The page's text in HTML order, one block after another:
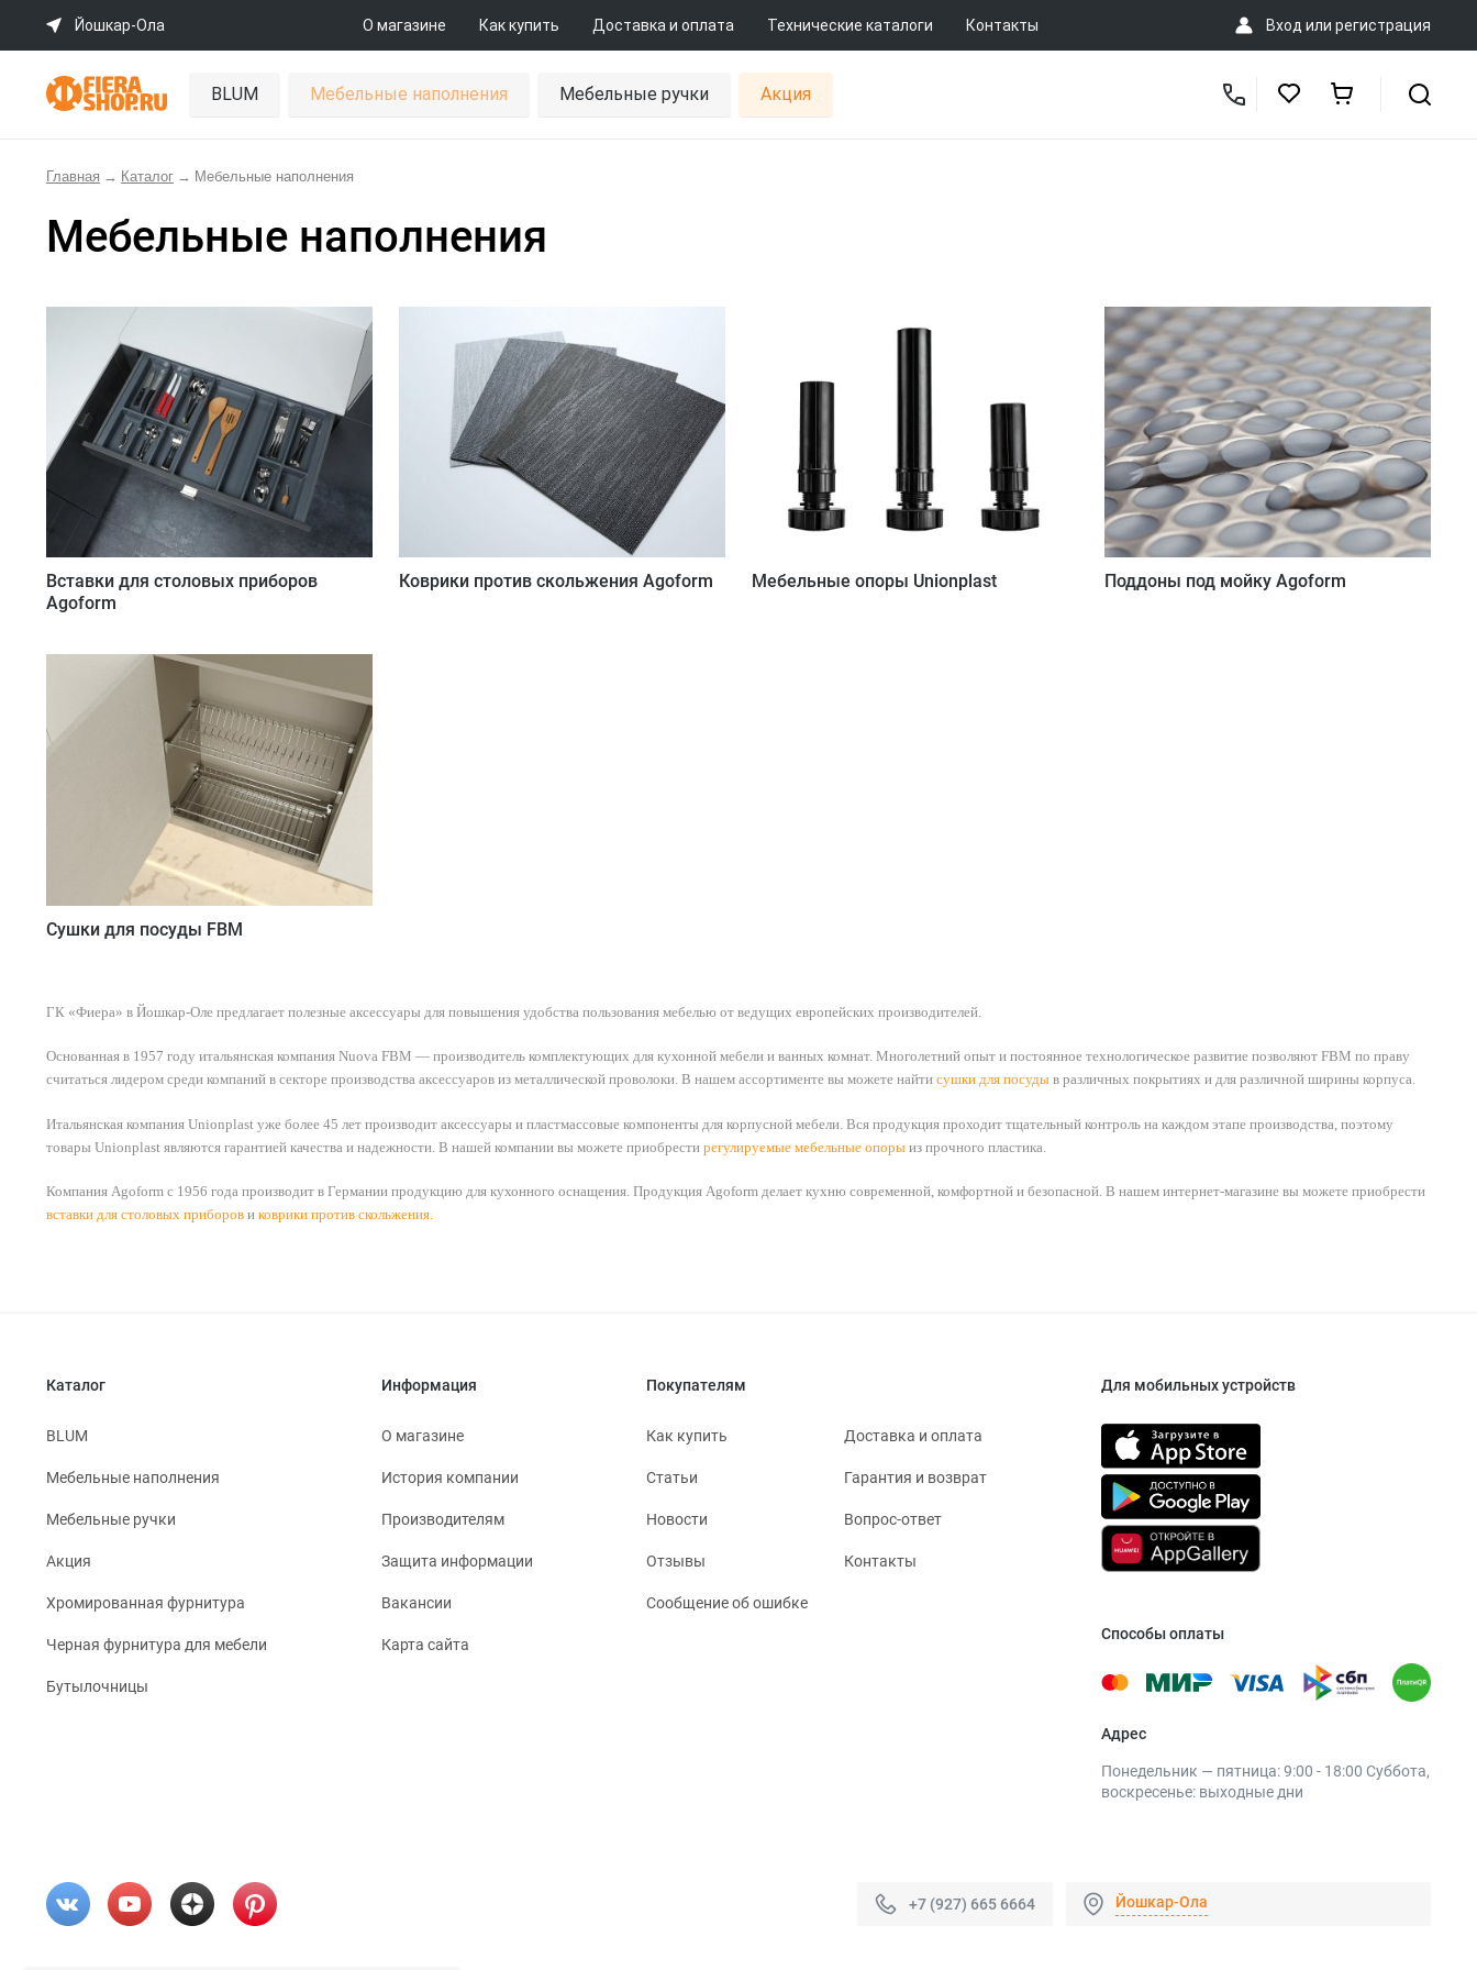
Йошкар-Ола О магазине Как купить Доставка и оплата Технические каталоги Контакты Вход или регистрация
BLUM Мебельные наполнения Мебельные ручки Акция
Главная → Каталог → Мебельные наполнения
Мебельные наполнения
Вставки для столовых приборов
Agoform
Коврики против скольжения Agoform Мебельные опоры Unionplast Поддоны под мойку Agoform
Сушки для посуды FBM
ГК «Фиера» в Йошкар-Оле предлагает полезные аксессуары для повышения удобства пользования мебелью от ведущих европейских производителей.
Основанная в 1957 году итальянская компания Nuova FBM — производитель комплектующих для кухонной мебели и ванных комнат. Многолетний опыт и постоянное технологическое развитие позволяют FBM по праву
считаться лидером среди компаний в секторе производства аксессуаров из металлической проволоки. В нашем ассортименте вы можете найти сушки для посуды в различных покрытиях и для различной ширины корпуса.
Итальянская компания Unionplast уже более 45 лет производит аксессуары и пластмассовые компоненты для корпусной мебели. Вся продукция проходит тщательный контроль на каждом этапе производства, поэтому
товары Unionplast являются гарантией качества и надежности. В нашей компании вы можете приобрести регулируемые мебельные опоры из прочного пластика.
Компания Agoform с 1956 года производит в Германии продукцию для кухонного оснащения. Продукция Agoform делает кухню современной, комфортной и безопасной. В нашем интернет-магазине вы можете приобрести
вставки для столовых приборов и коврики против скольжения.
Каталог
BLUM
Мебельные наполнения
Мебельные ручки
Акция
Хромированная фурнитура
Черная фурнитура для мебели
Бутылочницы
Информация
О магазине
История компании
Производителям
Защита информации
Вакансии
Карта сайта
Покупателям
Как купить Доставка и оплата
Статьи Гарантия и возврат
Новости Вопрос-ответ
Отзывы Контакты
Сообщение об ошибке
Для мобильных устройств
Способы оплаты
Адрес
Понедельник — пятница: 9:00 - 18:00 Суббота,
воскресенье: выходные дни
+7 (927) 665 6664 Йошкар-Ола